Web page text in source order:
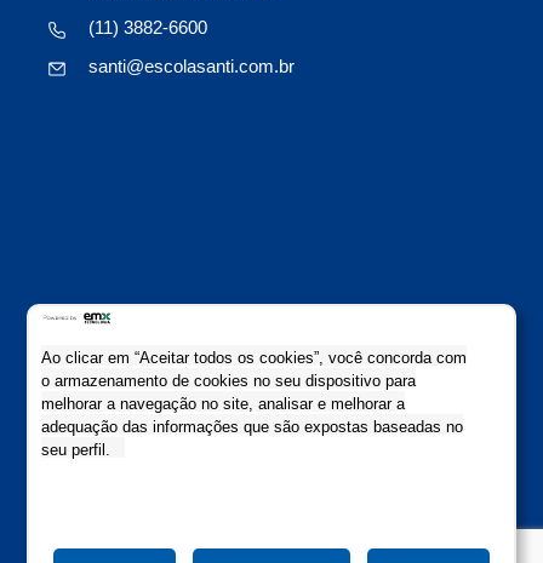
O jeito Santi de ser e aprender
Copyright Escola Santi 2021
Todos os direitos reservados
(11) 3882-6600
santi@escolasanti.com.br
Ao clicar em “Aceitar todos os cookies”, você concorda com
o armazenamento de cookies no seu dispositivo para
melhorar a navegação no site, analisar e melhorar a
adequação das informações que são expostas baseadas no
seu perfil.